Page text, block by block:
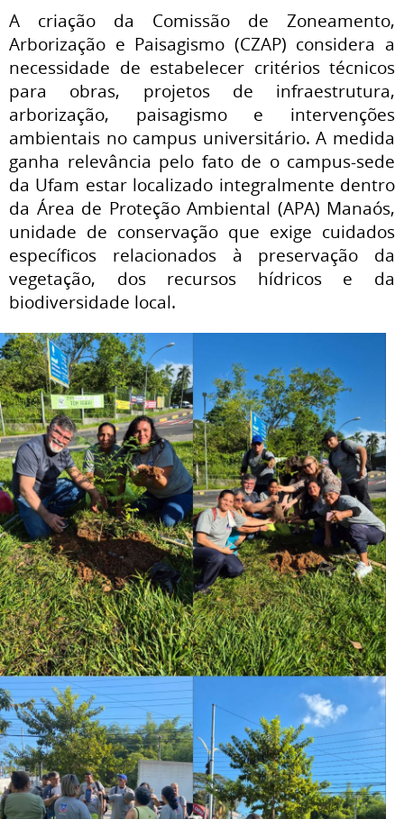
A criação da Comissão de Zoneamento,
Arborização e Paisagismo (CZAP) considera a
necessidade de estabelecer critérios técnicos
para obras, projetos de infraestrutura,
arborização, paisagismo e intervenções
ambientais no campus universitário. A medida
ganha relevância pelo fato de o campus-sede
da Ufam estar localizado integralmente dentro
da Área de Proteção Ambiental (APA) Manaós,
unidade de conservação que exige cuidados
específicos relacionados à preservação da
vegetação, dos recursos hídricos e da
biodiversidade local.